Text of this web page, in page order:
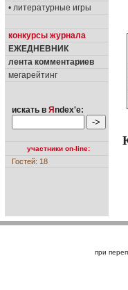
• литературные игры
конкурсы журнала
ЕЖЕДНЕВНИК
лента комментариев
мегарейтинг
искать в Я ndex'е:
участники on-line:
Гостей: 18
при